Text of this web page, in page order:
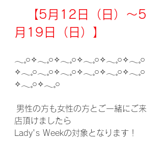
【5月12日（日）～5
月19日（日）】
𓂃𓈒𓏸✧︎𓂃𓈒𓏸✧︎𓂃𓈒𓏸✧︎𓂃𓈒𓏸✧︎𓂃𓈒𓏸✧︎𓂃𓈒𓏸
✧︎𓂃𓈒𓏸𓂃𓈒𓏸✧︎𓂃𓈒𓏸✧︎𓂃𓈒𓏸✧︎𓂃𓈒𓏸✧︎𓂃𓈒𓏸
✧︎𓂃𓈒𓏸✧︎𓂃𓈒𓏸
男性の方も女性の方とご一緒にご来
店頂けましたら
Lady's Weekの対象となります！